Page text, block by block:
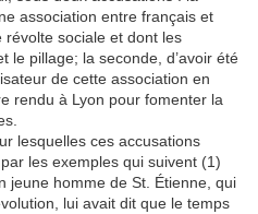
association entre français et
révolte sociale et dont les
le pillage; la seconde, d’avoir été
de cette association en
rendu à Lyon pour fomenter la
lesquelles ces accusations
les exemples qui suivent (1)
jeune homme de St. Étienne, qui
lui avait dit que le temps